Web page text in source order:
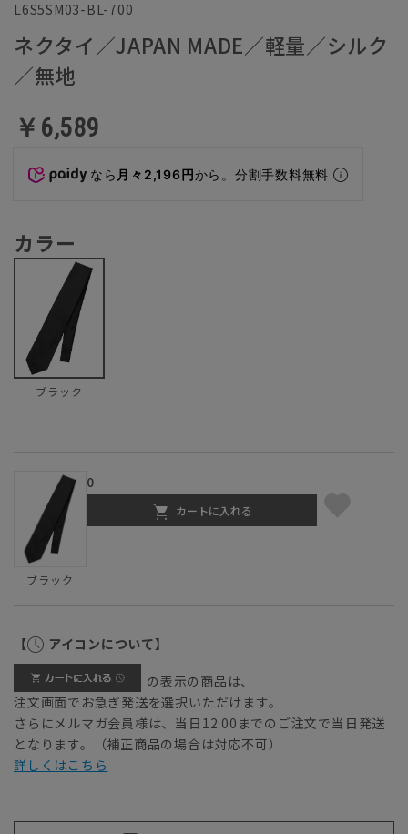
L6S5SM03-BL-700
ネクタイ／JAPAN MADE／軽量／シルク
／無地
￥6,589
なら 月々2,196円から。分割手数料無料
カラー
ブラック
ブラック
0
カートに入れる
【 アイコンについて】
の表示の商品は、
注文画面でお急ぎ発送を選択いただけます。
さらにメルマガ会員様は、当日12:00までのご注文で当日発送
となります。（補正商品の場合は対応不可）
詳しくはこちら